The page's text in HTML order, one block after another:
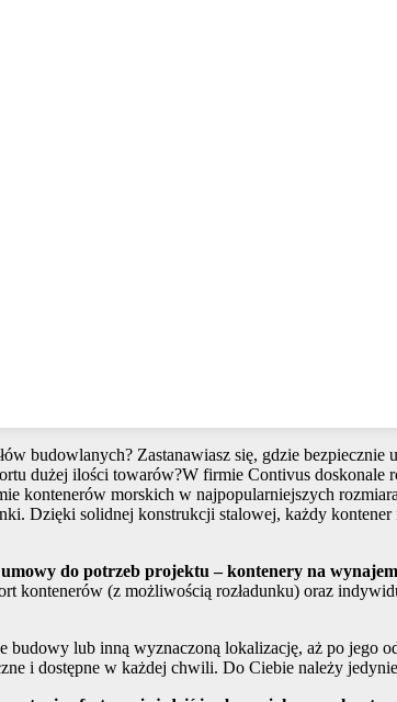
budowlanych? Zastanawiasz się, gdzie
dużej ilości towarów?W firmie Contivus
kontenerów morskich w najpopularniejszych
Dzięki solidnej konstrukcji stalowej, każdy
do potrzeb projektu – kontenery na
kontenerów (z możliwością rozładunku) oraz
budowy lub inną wyznaczoną lokalizację, aż po jego
i dostępne w każdej chwili. Do Ciebie należy